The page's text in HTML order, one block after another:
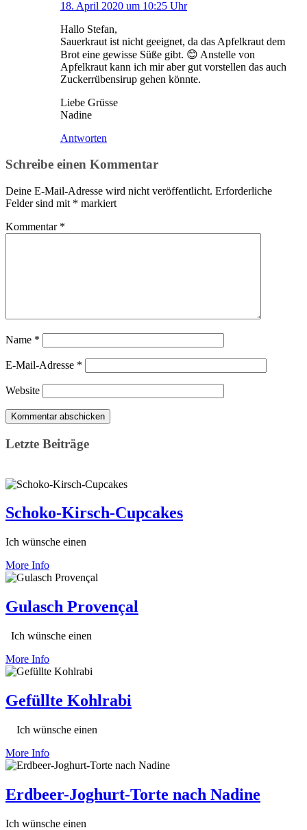
18. April 2020 um 10:25 Uhr
Hallo Stefan,
Sauerkraut ist nicht geeignet, da das Apfelkraut dem
Brot eine gewisse Süße gibt. 😊 Anstelle von
Apfelkraut kann ich mir aber gut vorstellen das auch
Zuckerrübensirup gehen könnte.
Liebe Grüsse
Nadine
Antworten
Schreibe einen Kommentar
Deine E-Mail-Adresse wird nicht veröffentlicht. Erforderliche
Felder sind mit * markiert
Kommentar *
Name *
E-Mail-Adresse *
Website
Letzte Beiträge
Schoko-Kirsch-Cupcakes
Ich wünsche einen
More Info
Gulasch Provençal
Ich wünsche einen
More Info
Gefüllte Kohlrabi
Ich wünsche einen
More Info
Erdbeer-Joghurt-Torte nach Nadine
Ich wünsche einen